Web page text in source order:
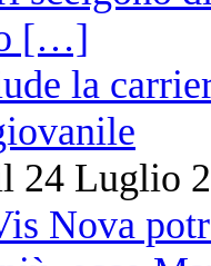
la
24 Luglio